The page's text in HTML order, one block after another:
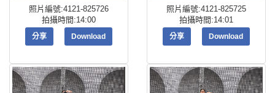
照片編號:4121-825726
拍攝時間:14:00
分享 Download
照片編號:4121-825725
拍攝時間:14:01
分享 Download